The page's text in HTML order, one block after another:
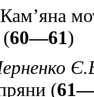
Кам’яна
60—61)
(